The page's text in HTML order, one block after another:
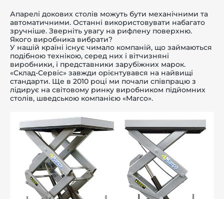
Апарелі докових столів можуть бути механічними та
автоматичними. Останні використовувати набагато
зручніше. Зверніть увагу на рифлену поверхню.
Якого виробника вибрати?
У нашій країні існує чимало компаній, що займаються
подібною технікою, серед них і вітчизняні
виробники, і представники зарубіжних марок.
«Склад-Сервіс» завжди орієнтувався на найвищі
стандарти. Ще в 2010 році ми почали співпрацю з
лідирує на світовому ринку виробником підйомних
столів, шведською компанією «Marco».